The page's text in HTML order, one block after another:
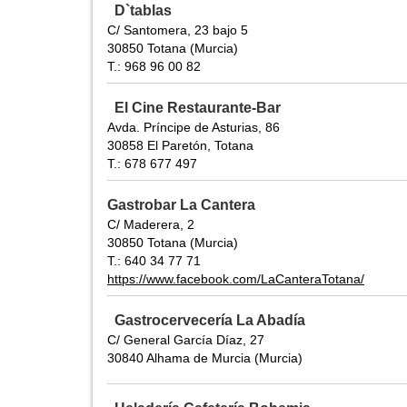
D`tablas
C/ Santomera, 23 bajo 5
30850 Totana (Murcia)
T.: 968 96 00 82
El Cine Restaurante-Bar
Avda. Príncipe de Asturias, 86
30858 El Paretón, Totana
T.: 678 677 497
Gastrobar La Cantera
C/ Maderera, 2
30850 Totana (Murcia)
T.: 640 34 77 71
https://www.facebook.com/LaCanteraTotana/
Gastrocervecería La Abadía
C/ General García Díaz, 27
30840 Alhama de Murcia (Murcia)